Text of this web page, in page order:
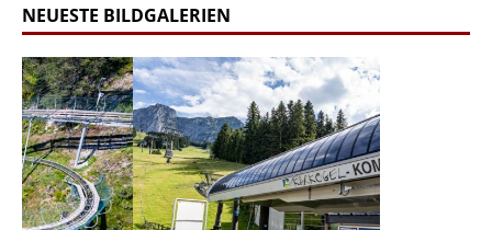
NEUESTE BILDGALERIEN